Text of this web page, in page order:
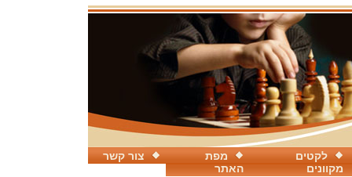
צור קשר
מפת
האתר
לקטים
מקוונים